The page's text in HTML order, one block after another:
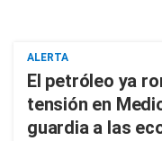
ALERTA
El petróleo ya
tensión en
guardia a las